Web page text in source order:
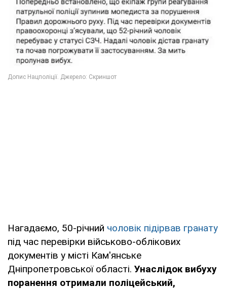
Нагадаємо, 50-річний чоловік підірвав гранату
під час перевірки військово-облікових
документів у місті Кам'янське
Дніпропетровської області. Унаслідок вибуху
поранення отримали поліцейський,